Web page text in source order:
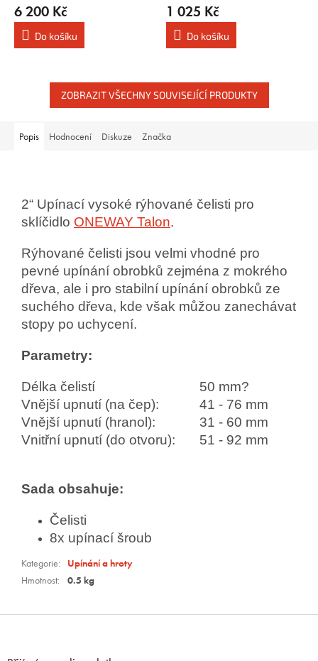
6 200 Kč
Do košíku
1 025 Kč
Do košíku
ZOBRAZIT VŠECHNY SOUVISEJÍCÍ PRODUKTY
Popis Hodnocení Diskuze Značka
2“ Upínací vysoké rýhované čelisti pro
sklíčidlo ONEWAY Talon.
Rýhované čelisti jsou velmi vhodné pro
pevné upínání obrobků zejména z mokrého
dřeva, ale i pro stabilní upínání obrobků ze
suchého dřeva, kde však můžou zanechávat
stopy po uchycení.
Parametry:
Délka čelistí
50 mm?
Vnější upnutí (na čep):
41 - 76 mm
Vnější upnutí (hranol):
31 - 60 mm
Vnitřní upnutí (do otvoru):
51 - 92 mm
Sada obsahuje:
Čelisti
8x upínací šroub
Kategorie:
Upínání a hroty
Hmotnost: 0.5 kg